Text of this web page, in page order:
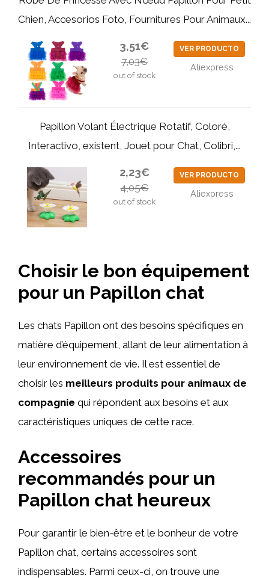
Chien, Accesorios Foto, Fournitures Pour Animaux...
3,51€
7,03€
out of stock
VER PRODUCTO
Aliexpress
Papillon Volant Électrique Rotatif, Coloré,
Interactivo, existent, Jouet pour Chat, Colibri,...
2,23€
4,05€
out of stock
VER PRODUCTO
Aliexpress
Choisir le bon équipement
pour un Papillon chat
Les chats Papillon ont des besoins spécifiques en
matière d’équipement, allant de leur alimentation à
leur environnement de vie. Il est essentiel de
choisir les meilleurs produits pour animaux de
compagnie qui répondent aux besoins et aux
caractéristiques uniques de cette race.
Accessoires
recommandés pour un
Papillon chat heureux
Pour garantir le bien-être et le bonheur de votre
Papillon chat, certains accessoires sont
indispensables. Parmi ceux-ci, on trouve une